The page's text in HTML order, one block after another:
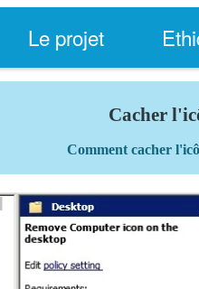
Le projet
Cacher
Comment cacher